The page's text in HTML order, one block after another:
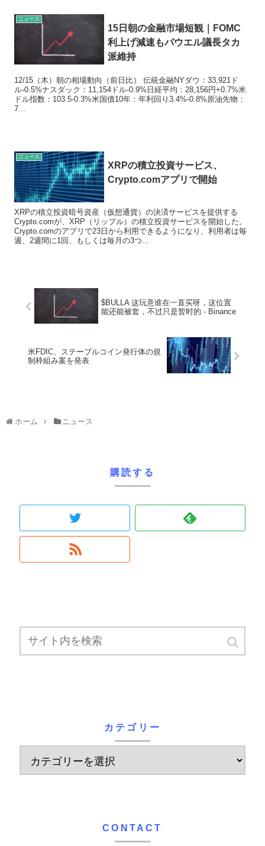
ニュース
15日朝の金融市場短観｜FOMC
利上げ減速もパウエル議長タカ
派維持
12/15（木）朝の相場動向（前日比） 伝統金融NYダウ：33,921ド
ル-0.5%ナスダック：11,154ドル-0.9%日経平均：28,156円+0.7%米
ドル指数：103.5-0.3%米国債10年：年利回り3.4%-0.8%原油先物：
7...
ニュース
XRPの積立投資サービス、
Crypto.comアプリで開始
XRPの積立投資暗号資産（仮想通貨）の決済サービスを提供する
Crypto.comが、XRP（リップル）の積立投資サービスを開始した。
Crypto.comのアプリで23日から利用できるようになり、利用者は毎
週、2週間に1回、もしくは毎月の3つ...
$BULLA 这玩意谁在一直买呀，这位置
能还能被套，不过只是暂时的 - Binance
米FDIC、ステーブルコイン発行体の規
制枠組み案を発表
ホーム ニュース
購読する
カテゴリー
CONTACT